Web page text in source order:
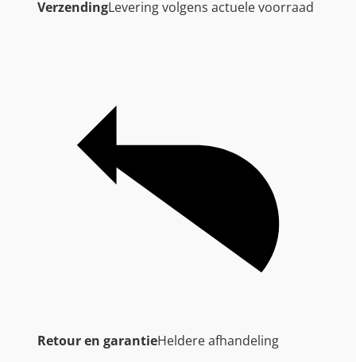
VerzendingLevering volgens actuele voorraad
Retour en garantieHeldere afhandeling